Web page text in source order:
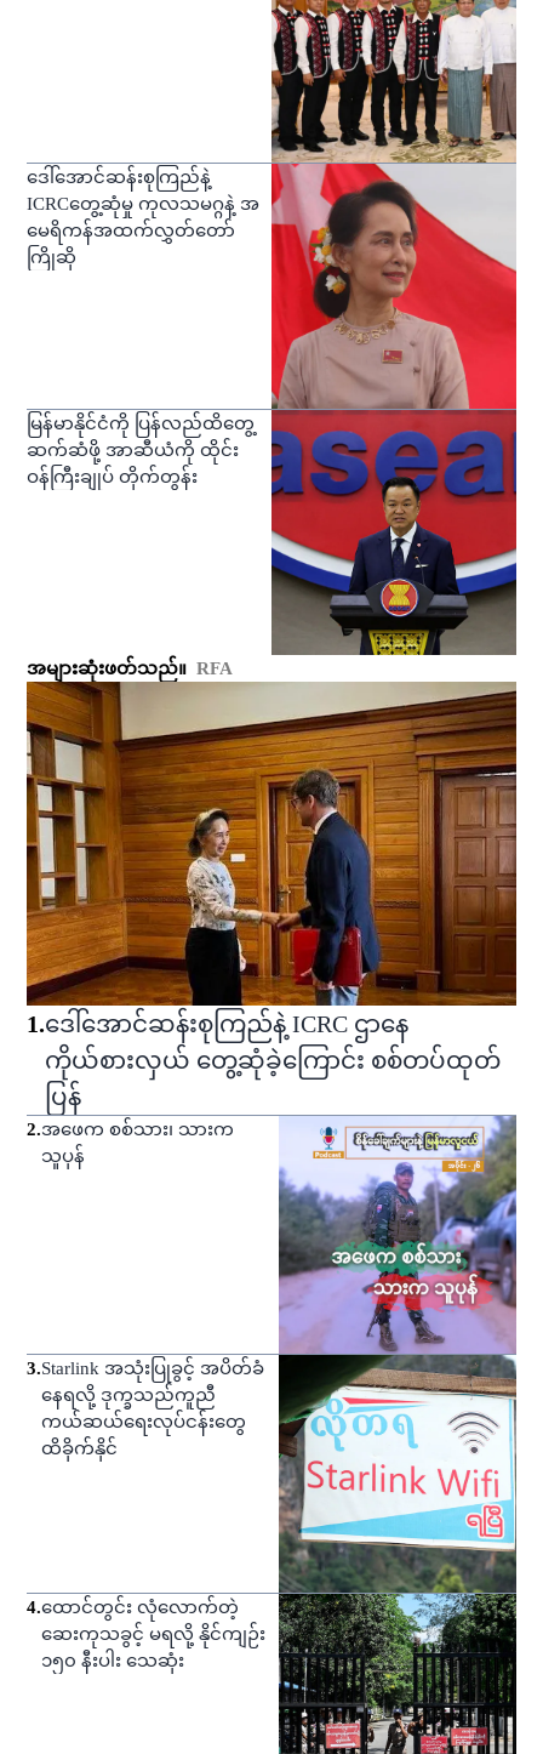
ဒေါ်အောင်ဆန်းစုကြည်နဲ့
ICRCတွေ့ဆုံမှု ကုလသမဂ္ဂနဲ့ အ
မေရိကန်အထက်လွှတ်တော်
ကြိုဆို
မြန်မာနိုင်ငံကို ပြန်လည်ထိတွေ့
ဆက်ဆံဖို့ အာဆီယံကို ထိုင်း
ဝန်ကြီးချုပ် တိုက်တွန်း
အများဆုံးဖတ်သည်။ RFA
1.ဒေါ်အောင်ဆန်းစုကြည်နဲ့ ICRC ဌာနေ
ကိုယ်စားလှယ် တွေ့ဆုံခဲ့ကြောင်း စစ်တပ်ထုတ်
ပြန်
2.အဖေက စစ်သား၊ သားက
သူပုန်
3.Starlink အသုံးပြုခွင့် အပိတ်ခံ
နေရလို့ ဒုက္ခသည်ကူညီ
ကယ်ဆယ်ရေးလုပ်ငန်းတွေ
ထိခိုက်နိုင်
4.ထောင်တွင်း လုံလောက်တဲ့
ဆေးကုသခွင့် မရလို့ နိုင်ကျဉ်း
၁၅၀ နီးပါး သေဆုံး